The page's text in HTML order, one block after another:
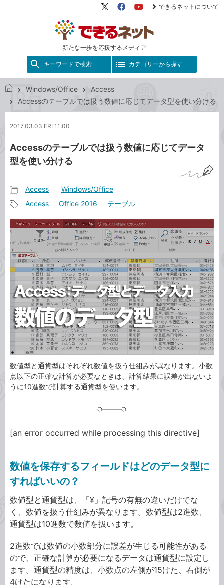
新たな一歩を応援するメディア
X（旧
FacebookYouTube
できるネットについて
キーワードで検索 カテゴリーから探す
で
ネ
ト
Windows/Office
Access
Accessのテーブルでは扱う数値に応じてデータ型を使い分ける
2017.03.03 FRI 11:00
Accessのテーブルでは扱う数値に応じてデータ
型を使い分ける
事
カ
ゴ
リ
Access Windows/Office
事
Access Office 2016 テーブル
数値型と通貨型はそれぞれ数値を扱う仕組みが異なります。小数
点以下の正確な計算が必要なときは、計算結果に誤差が出ないよ
うに10進数で計算する通貨型を使います。
[an error occurred while processing this directive]
数値を保存するフィールドはどのデータ型に
すればいいの？
数値型と通貨型は、「¥」記号の有無の違いだけでな
く、数値を扱う仕組みが異なります。数値型は2進数、
通貨型は10進数で数値を扱います。
2進数では数値の小数部分に誤差が生じる可能性がある
ので、正確な計算が必要になるデータは通貨型に設定し
ます。通貨型の精度は、小数点の左側が15けた、右側が
4けたになります。